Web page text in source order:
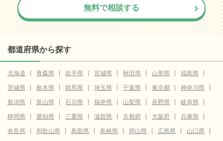
無料で相談する
都道府県から探す
北海道 青森県 岩手県 宮城県 秋田県 山形県
福島県
茨城県
栃木県 群馬県 埼玉県 千葉県 東京都
神奈川県
新潟県
富山県 石川県 福井県 山梨県 長野県
岐阜県
静岡県
愛知県 三重県 滋賀県 京都府 大阪府
兵庫県
奈良県
和歌山県 鳥取県 島根県 岡山県 広島県
山口県